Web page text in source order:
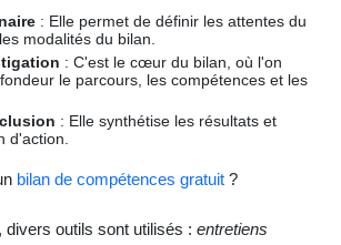
: Elle permet de définir les attentes du
modalités du bilan.
: C'est le cœur du bilan, où l'on
le parcours, les compétences et les
: Elle synthétise les résultats et
d'action.
bilan de compétences gratuit ?
outils sont utilisés : entretiens